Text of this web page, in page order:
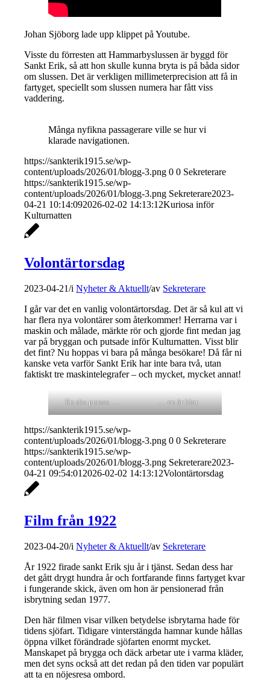
Johan Sjöborg lade upp klippet på Youtube.
Visste du förresten att Hammarbyslussen är byggd för
Sankt Erik, så att hon skulle kunna bryta is på båda sidor
om slussen. Det är verkligen millimeterprecision att få in
fartyget, speciellt som slussen numera har fått viss
vaddering.
Många nyfikna passagerare ville se hur vi
klarade navigationen.
https://sankterik1915.se/wp-
content/uploads/2026/01/blogg-3.png 0 0 Sekreterare
https://sankterik1915.se/wp-
content/uploads/2026/01/blogg-3.png Sekreterare2023-
04-21 10:14:092026-02-02 14:13:12Kuriosa inför
Kulturnatten
Volontärtorsdag
2023-04-21/iNyheter & Aktuellt/av Sekreterare
I går var det en vanlig volontärtorsdag. Det är så kul att vi
har flera nya volontärer som återkommer! Herrarna var i
maskin och målade, märkte rör och gjorde fint medan jag
var på bryggan och putsade inför Kulturnatten. Visst blir
det fint? Nu hoppas vi bara på många besökare! Då får ni
kanske veta varför Sankt Erik har inte bara två, utan
faktiskt tre maskintelegrafer – och mycket, mycket annat!
En ska putsas … … en är klar.
https://sankterik1915.se/wp-
content/uploads/2026/01/blogg-3.png 0 0 Sekreterare
https://sankterik1915.se/wp-
content/uploads/2026/01/blogg-3.png Sekreterare2023-
04-21 09:54:01 2026-02-02 14:13:12Volontärtorsdag
Film från 1922
2023-04-20/iNyheter & Aktuellt/av Sekreterare
År 1922 firade sankt Erik sju år i tjänst. Sedan dess har
det gått drygt hundra år och fortfarande finns fartyget kvar
i fungerande skick, även om hon är pensionerad från
isbrytning sedan 1977.
Den här filmen visar vilken betydelse isbrytarna hade för
tidens sjöfart. Tidigare vinterstängda hamnar kunde hållas
öppna vilket förändrade sjöfarten enormt mycket.
Manskapet på brygga och däck arbetar ute i varma kläder,
men det syns också att det redan på den tiden var populärt
att ta en nöjesresa ombord.